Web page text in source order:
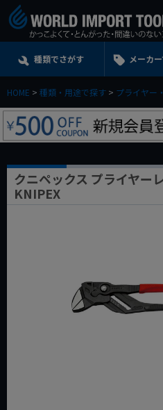
種類でさがす メーカ
HOME 種類・用途で探す プライヤー
クニペックス プライヤー
KNIPEX